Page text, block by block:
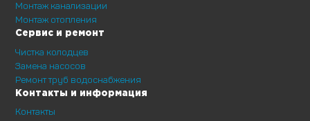
Монтаж канализации
Монтаж отопления
Сервис и ремонт
Чистка колодцев
Замена насосов
Ремонт труб водоснабжения
Контакты и информация
Контакты